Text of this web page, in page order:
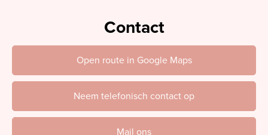
Contact
Open route in Google Maps
Neem telefonisch contact op
Mail ons